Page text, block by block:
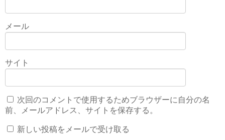
メール
サイト
次回のコメントで使用するためブラウザーに自分の名
前、メールアドレス、サイトを保存する。
新しい投稿をメールで受け取る